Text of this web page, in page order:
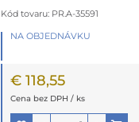
Kód tovaru: PR.A-35591
NA OBJEDNÁVKU
€ 118,55
Cena bez DPH / ks